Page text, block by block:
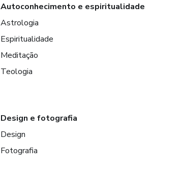
Autoconhecimento e espiritualidade
Astrologia
Espiritualidade
Meditação
Teologia
Design e fotografia
Design
Fotografia